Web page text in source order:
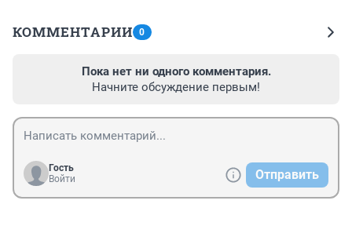
КОММЕНТАРИИ 0
Пока нет ни одного комментария.
Начните обсуждение первым!
Гость
Войти
Отправить